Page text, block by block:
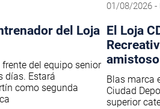
del Loja
del equipo senior
días. Estará
como segunda
01/08/2026 -
El Loja
Blas marca
Ciudad
superior